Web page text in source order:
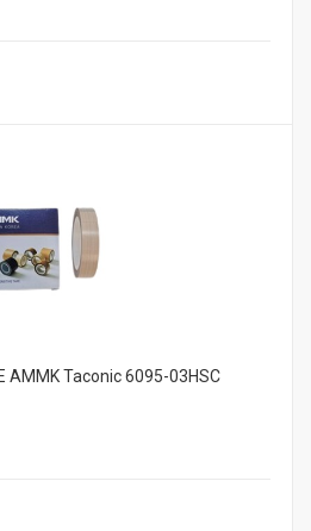
AMMK Taconic 6095-03HSC